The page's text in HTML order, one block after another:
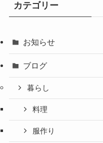
カテゴリー
お知らせ
ブログ
暮らし
料理
服作り